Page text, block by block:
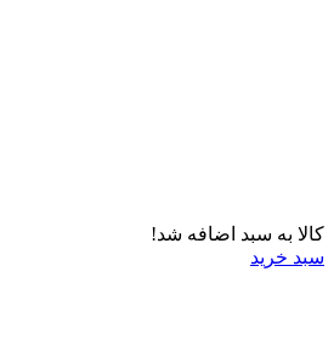
کالا به سبد اضافه شد!
سبد خرید